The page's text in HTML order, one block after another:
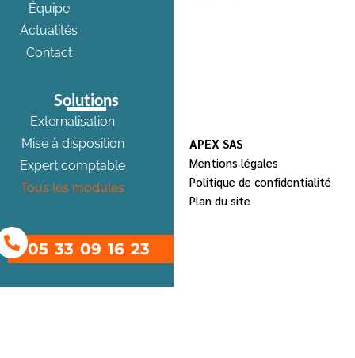
Équipe
Actualités
Contact
Solutions
Externalisation
Mise à disposition
Expert comptable
Tous les modules
05 33 09 16 23
APEX SAS
Mentions légales
Politique de confidentialité
Plan du site